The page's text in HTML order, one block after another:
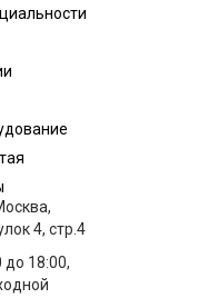
4, стр.4
до 18:00,